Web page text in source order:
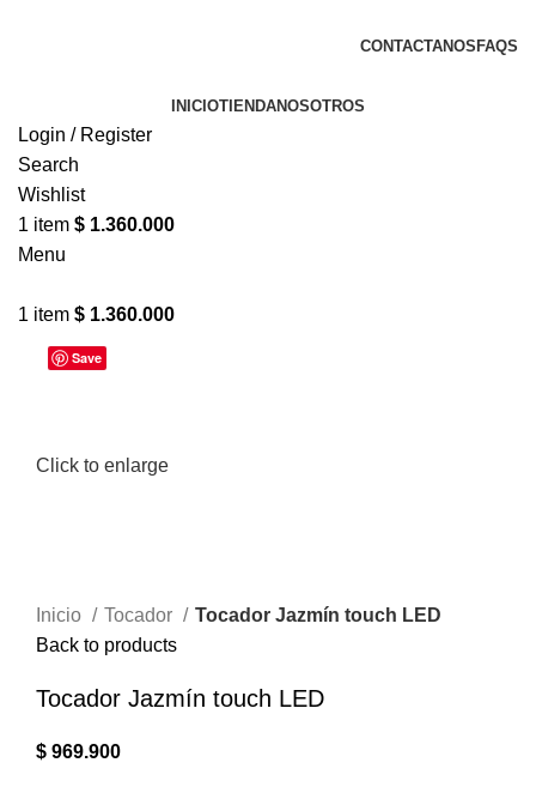
CONTACTANOS FAQS
INICIOTIENDANOSOTROS
Login / Register
Search
Wishlist
1 item $ 1.360.000
Menu
1 item $ 1.360.000
Save
Click to enlarge
Inicio Tocador
Tocador Jazmín touch LED
Back to products
Tocador Jazmín touch LED
$ 969.900